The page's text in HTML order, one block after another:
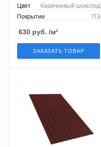
Цвет
Коричневый шоколад
Покрытие
ПЭ
630 руб. /м²
ЗАКАЗАТЬ ТОВАР